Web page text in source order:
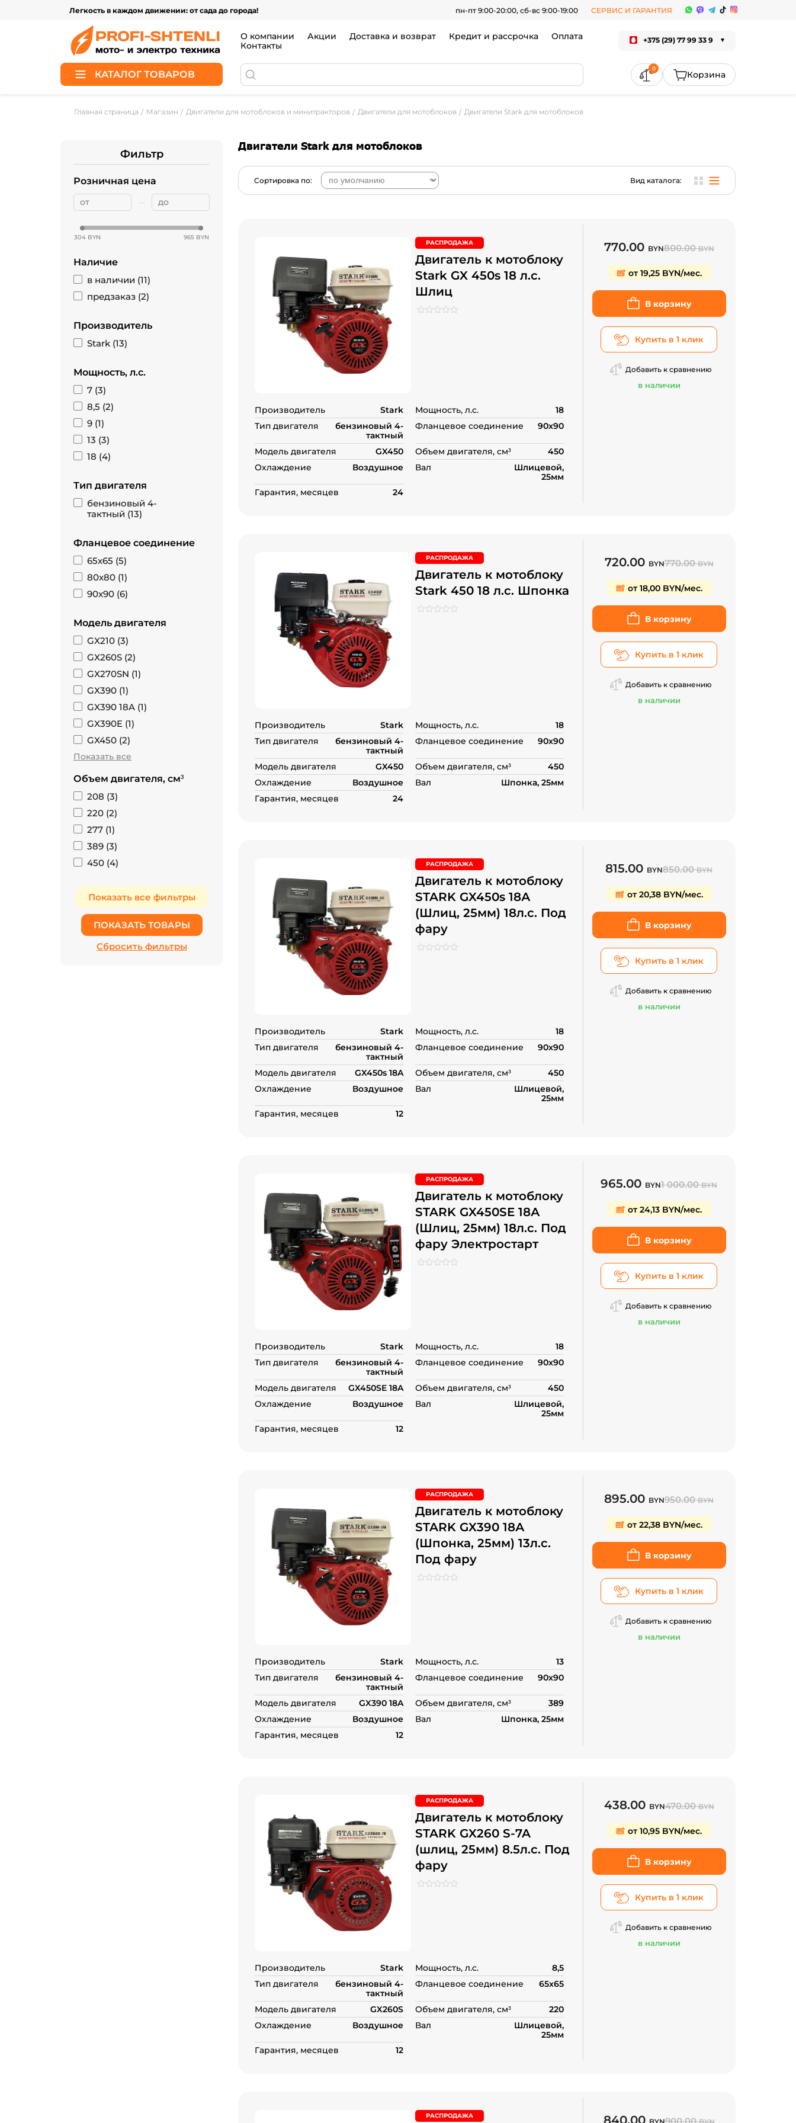
Легкость в каждом движении: от сада до города! пн-пт 9:00-20:00, сб-вс 9:00-19:00 СЕРВИС И ГАРАНТИЯ
О компании Акции Доставка и возврат Кредит и рассрочка
Оплата
Контакты
+375 (29) 77 99 33 9
КАТАЛОГ ТОВАРОВ
0
Главная страница Магазин Двигатели для мотоблоков и минитракторов Двигатели для мотоблоков Двигатели Stark для мотоблоков
Фильтр
Розничная цена
304 BYN 965 BYN
Наличие
в наличии (11)
предзаказ (2)
Производитель
Stark (13)
Мощность, л.с.
7 (3)
8,5 (2)
9 (1)
13 (3)
18 (4)
Тип двигателя
бензиновый 4-
тактный (13)
Фланцевое соединение
65x65 (5)
80x80 (1)
90x90 (6)
Модель двигателя
GX210 (3)
GX260S (2)
GX270SN (1)
GX390 (1)
GX390 18A (1)
GX390E (1)
GX450 (2)
Показать все
Объем двигателя, см³
208 (3)
220 (2)
277 (1)
389 (3)
450 (4)
Двигатели Stark для мотоблоков
Сортировка по: Вид каталога:
РАСПРОДАЖА
Двигатель к мотоблоку
Stark GX 450s 18 л.с.
Шлиц
Производитель Stark Мощность, л.с.
18
Тип двигателя
бензиновый 4-
тактный
Фланцевое соединение 90x90
Модель двигателя GX450 Объем двигателя, см³
450
Охлаждение
Воздушное Вал
Шлицевой,
25мм
Гарантия, месяцев
24
770.00 BYN800.00BYN
от 19,25 BYN/мес.
В корзину
Купить в 1 клик
Добавить к сравнению
в наличии
РАСПРОДАЖА
Двигатель к мотоблоку
Stark 450 18 л.с. Шпонка
Производитель Stark Мощность, л.с.
18
Тип двигателя
бензиновый 4-
тактный
Фланцевое соединение 90x90
Модель двигателя GX450 Объем двигателя, см³
450
Охлаждение
Воздушное Вал
Шпонка, 25мм
Гарантия, месяцев
24
720.00 BYN770.00BYN
от 18,00 BYN/мес.
В корзину
Купить в 1 клик
Добавить к сравнению
в наличии
РАСПРОДАЖА
Двигатель к мотоблоку
STARK GX450s 18А
(Шлиц, 25мм) 18л.с. Под
фару
Производитель Stark Мощность, л.с.
18
Тип двигателя
бензиновый 4-
тактный
Фланцевое соединение 90x90
Модель двигателя GX450s 18A Объем двигателя, см³
450
Охлаждение
Воздушное Вал
Шлицевой,
25мм
Гарантия, месяцев
12
815.00 BYN850.00BYN
от 20,38 BYN/мес.
В корзину
Купить в 1 клик
Добавить к сравнению
в наличии
РАСПРОДАЖА
Двигатель к мотоблоку
STARK GX450SE 18А
(Шлиц, 25мм) 18л.с. Под
фару Электростарт
Производитель Stark Мощность, л.с.
18
Тип двигателя
бензиновый 4-
тактный
Фланцевое соединение 90x90
Модель двигателя GX450SE 18A Объем двигателя, см³
450
Охлаждение
Воздушное Вал
Шлицевой,
25мм
Гарантия, месяцев
12
965.00 BYN1 000.00BYN
от 24,13 BYN/мес.
В корзину
Купить в 1 клик
Добавить к сравнению
в наличии
РАСПРОДАЖА
Двигатель к мотоблоку
STARK GX390 18А
(Шпонка, 25мм) 13л.с.
Под фару
Производитель Stark Мощность, л.с.
13
Тип двигателя
бензиновый 4-
тактный
Фланцевое соединение 90x90
Модель двигателя GX390 18A Объем двигателя, см³
389
Охлаждение
Воздушное Вал
Шпонка, 25мм
Гарантия, месяцев
12
895.00 BYN950.00BYN
от 22,38 BYN/мес.
В корзину
Купить в 1 клик
Добавить к сравнению
в наличии
РАСПРОДАЖА
Двигатель к мотоблоку
STARK GX260 S-7A
(шлиц, 25мм) 8.5л.с. Под
фару
Производитель Stark Мощность, л.с.
8,5
Тип двигателя
бензиновый 4-
тактный
Фланцевое соединение 65x65
Модель двигателя GX260S Объем двигателя, см³
220
Охлаждение
Воздушное Вал
Шлицевой,
25мм
Гарантия, месяцев
12
438.00 BYN470.00BYN
от 10,95 BYN/мес.
В корзину
Купить в 1 клик
Добавить к сравнению
в наличии
РАСПРОДАЖА 840.00